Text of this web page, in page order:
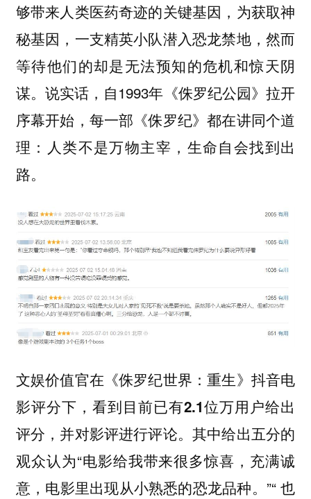
够带来人类医药奇迹的关键基因，为获取神
秘基因，一支精英小队潜入恐龙禁地，然而
等待他们的却是无法预知的危机和惊天阴
谋。说实话，自1993年《侏罗纪公园》拉开
序幕开始，每一部《侏罗纪》都在讲同个道
理：人类不是万物主宰，生命自会找到出
路。
文娱价值官在《侏罗纪世界：重生》抖音电
影评分下，看到目前已有2.1位万用户给出
评分，并对影评进行评论。其中给出五分的
观众认为“电影给我带来很多惊喜，充满诚
意，电影里出现从小熟悉的恐龙品种。”“ 也